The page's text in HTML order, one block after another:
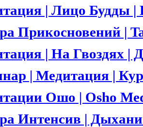
| Лицо Будды |
Прикосновений |
| На Гвоздях |
| Медитация |
Ошо | Osho
Интенсив |